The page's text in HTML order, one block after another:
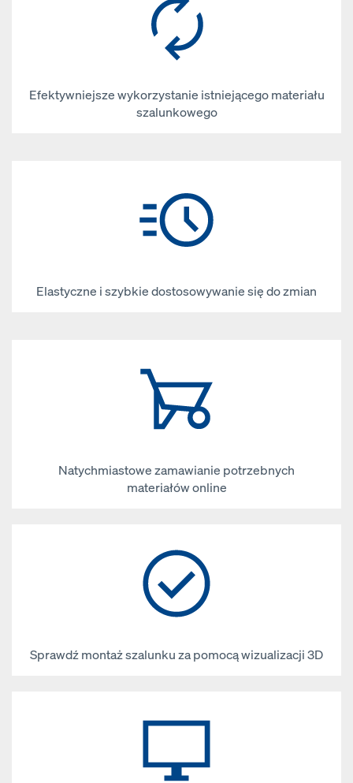
Efektywniejsze wykorzystanie istniejącego materiału
szalunkowego
Elastyczne i szybkie dostosowywanie się do zmian
Natychmiastowe zamawianie potrzebnych
materiałów online
Sprawdź montaż szalunku za pomocą wizualizacji 3D